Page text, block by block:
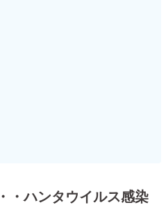
・ハンタウイルス感染